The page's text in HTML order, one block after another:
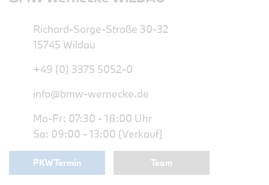
Richard-Sorge-Straße 30-32
15745 Wildau
+49 (0) 3375 5052-0
info@bmw-wernecke.de
Mo-Fr: 07:30 - 18:00 Uhr
Sa: 09:00 - 13:00 (Verkauf)
PKW Termin Team